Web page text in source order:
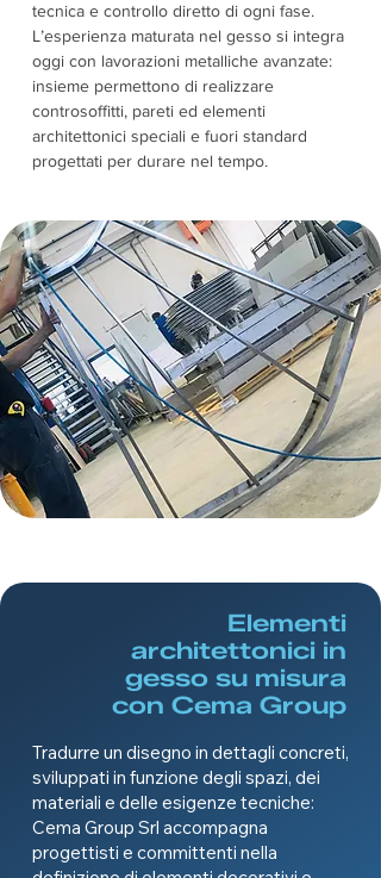
tecnica e controllo diretto di ogni fase.
L’esperienza maturata nel gesso si integra
oggi con lavorazioni metalliche avanzate:
insieme permettono di realizzare
controsoffitti, pareti ed elementi
architettonici speciali e fuori standard
progettati per durare nel tempo.
Elementi
architettonici in
gesso su misura
con Cema Group
Tradurre un disegno in dettagli concreti,
sviluppati in funzione degli spazi, dei
materiali e delle esigenze tecniche:
Cema Group Srl accompagna
progettisti e committenti nella